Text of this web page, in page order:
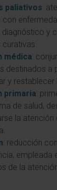
paliativos:
con
diagnóstico y
médica:
destinados a
y restablecer
primaria:
de salud,
la atención
: reducción
empleada
de la